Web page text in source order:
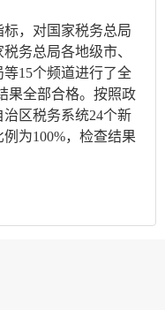
，对国家税务总局
务总局各地级市、
15个频道进行了全
果全部合格。按照政
区税务系统24个新
为100%，检查结果